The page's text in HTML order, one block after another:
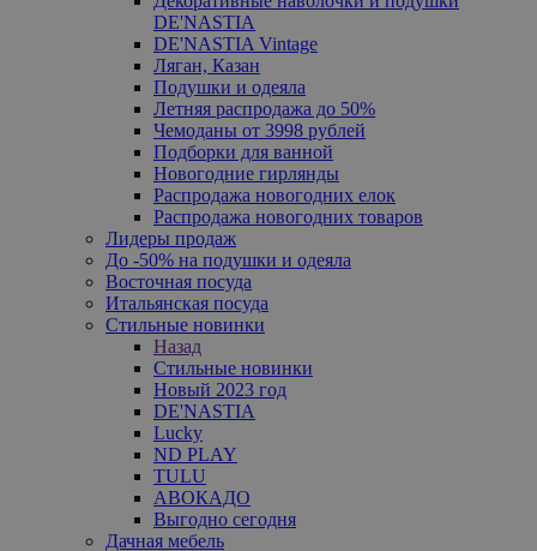
DE'NASTIA
DE'NASTIA Vintage
Ляган, Казан
Подушки и одеяла
Летняя распродажа до 50%
Чемоданы от 3998 рублей
Подборки для ванной
Новогодние гирлянды
Распродажа новогодних елок
Распродажа новогодних товаров
Лидеры продаж
До -50% на подушки и одеяла
Восточная посуда
Итальянская посуда
Стильные новинки
Назад
Стильные новинки
Новый 2023 год
DE'NASTIA
Lucky
ND PLAY
TULU
АВОКАДО
Выгодно сегодня
Дачная мебель